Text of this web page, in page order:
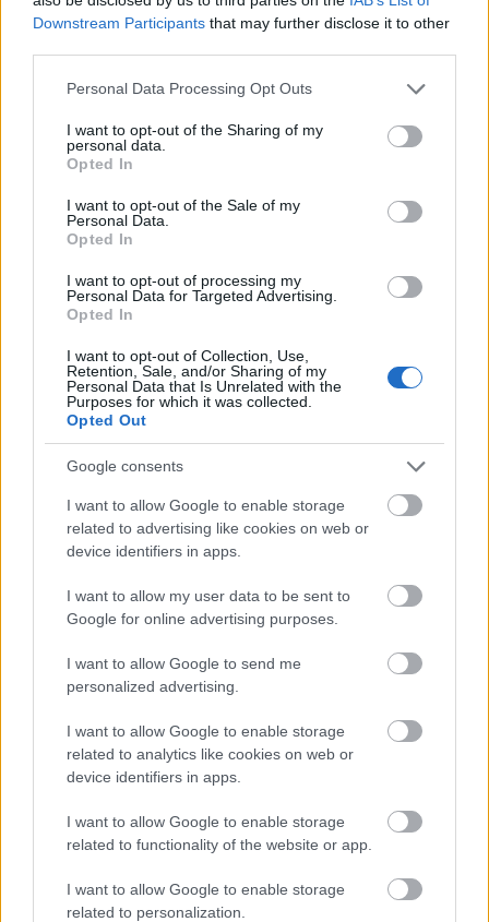
Downstream Participants that may further disclose it to other
Please note that this website/app uses one or more Google
not limited to your visit or usage behaviour. You may click to
grant or deny consent to Google and its third-party tags to
use your data for below specified purposes in below Google
consent section.
Personal Data Processing Opt Outs
I want to opt-out of the Sharing of my
personal data.
Opted In
I want to opt-out of the Sale of my
Personal Data.
Opted In
I want to opt-out of processing my
Personal Data for Targeted Advertising.
Opted In
I want to opt-out of Collection, Use,
Retention, Sale, and/or Sharing of my
Personal Data that Is Unrelated with the
Purposes for which it was collected.
Opted Out
Google consents
I want to allow Google to enable storage
related to advertising like cookies on web or
device identifiers in apps.
I want to allow my user data to be sent to
Google for online advertising purposes.
I want to allow Google to send me
personalized advertising.
I want to allow Google to enable storage
related to analytics like cookies on web or
device identifiers in apps.
I want to allow Google to enable storage
related to functionality of the website or app.
I want to allow Google to enable storage
related to personalization.
fogja ellátni fiatal utódját.
Te mire számítasz kettőjüktől?
Messengeren
keresőben könnyebben megtaláld a
glamour.hu cikkeit